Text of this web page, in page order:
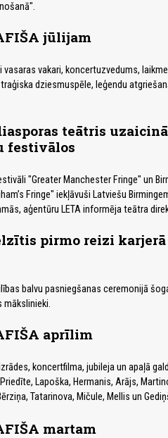
jūlijam
vasaras vakari, koncertuzvedums,
dziesmuspēle, leģendu
teātris
festivālos
"Greater Manchester Fringe" un
Fringe" iekļāvuši Latviešu
aģentūru LETA informēja teātra
pirmo reizi karjerā
balvu pasniegšanas ceremonijā
aprīlim
koncertfilma, jubileja un apaļā
Lapoška, Hermanis, Arājs,
Tatarinova, Mičule, Mellis un
martam